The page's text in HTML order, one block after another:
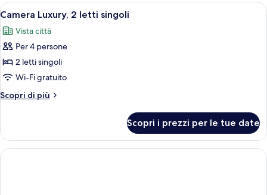
letto
Apri
tutte
le
foto
per
Camera
Luxury,
2
singoli
Camera d'albergo con due letti,
3
Camera Luxury, 2 letti singoli
Vista città
Per 4 persone
2 letti singoli
Wi-Fi gratuito
Scopri di più
Altri
Luxury,
letti
Scopri i prezzi per le tue date